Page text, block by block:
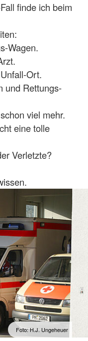
finde ich beim
Wagen.
Ort.
und Rettungs-
viel mehr.
eine tolle
Verletzte?
Foto: H.J. Ungeheuer